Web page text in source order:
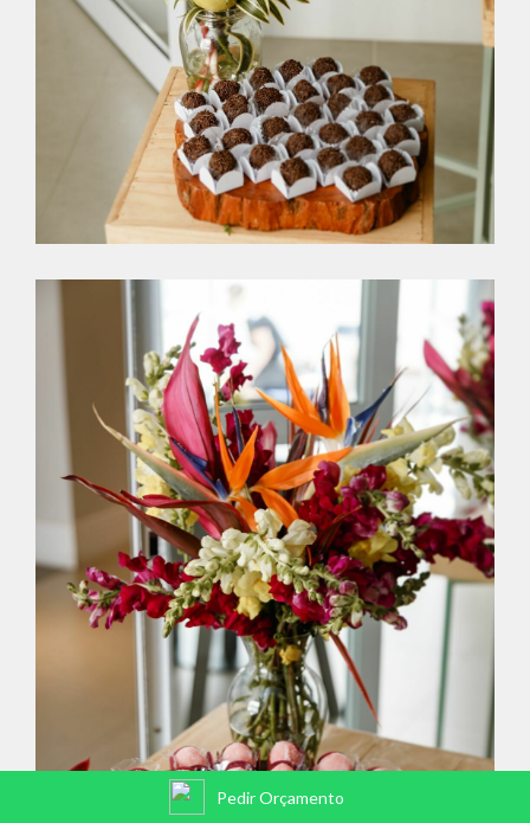
Pedir Orçamento